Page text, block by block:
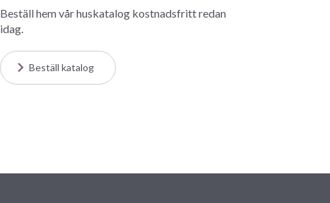
Beställ hem vår huskatalog kostnadsfritt redan
idag.
Beställ katalog